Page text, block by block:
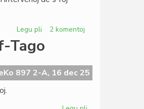
sesioj
kaj
Legu pli
la
inter
fonduso
fondumo/fondaĵo
2 komentoj
Tago
897 2-A, 16 dec 25